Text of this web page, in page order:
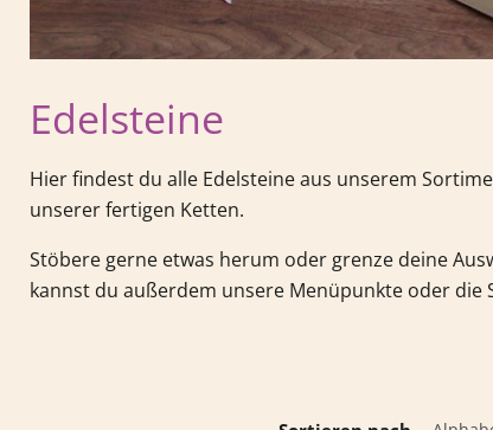
Edelsteine
Hier findest du alle Edelsteine aus unserem
unserer fertigen Ketten.
Stöbere gerne etwas herum oder grenze deine
kannst du außerdem unsere Menüpunkte oder die